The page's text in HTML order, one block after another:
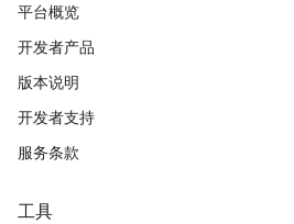
平台概览
开发者产品
版本说明
开发者支持
服务条款
工具